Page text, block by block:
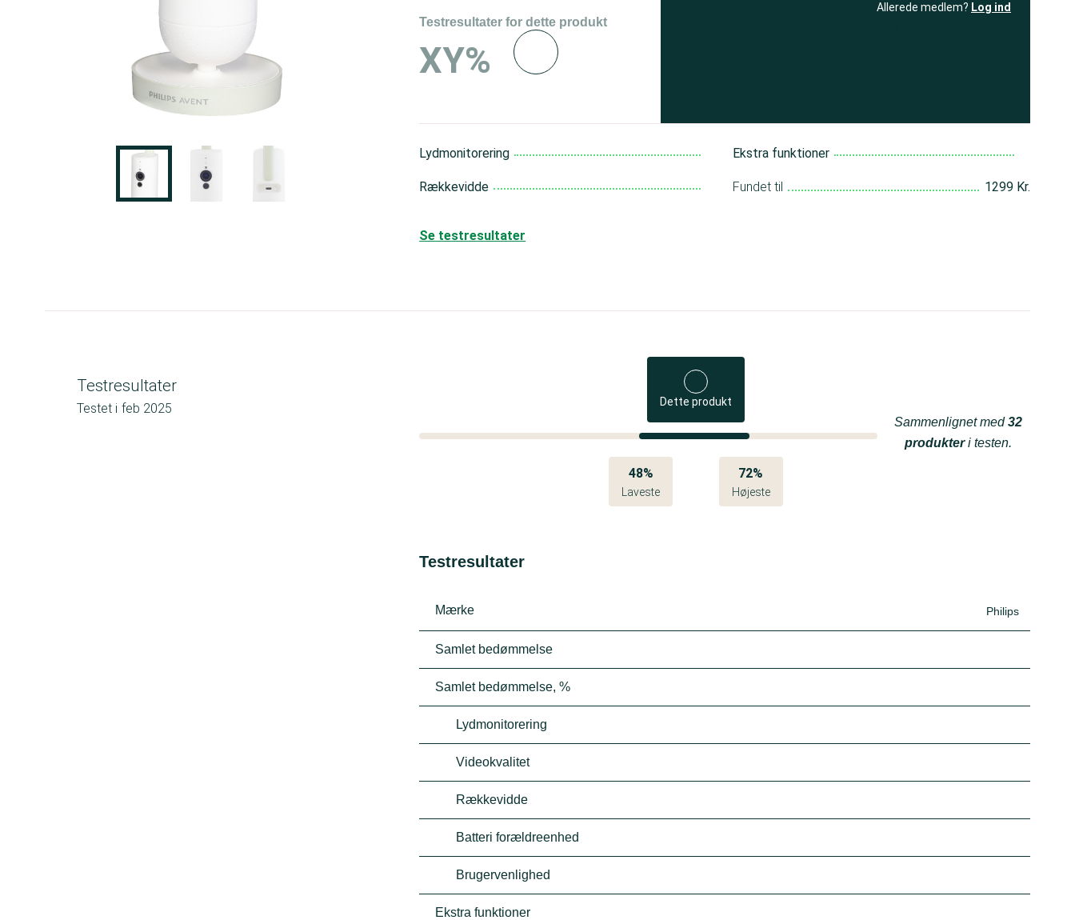
Testresultater for dette produkt
XY%
Allerede medlem? Log ind
Lydmonitorering
Rækkevidde
Ekstra funktioner
Fundet til 1299 Kr.
Se testresultater
Testresultater
Testet i feb 2025 Dette produkt
48%
Laveste
72%
Højeste
Sammenlignet med32
produkteri testen.
Testresultater
Mærke Philips
Samlet bedømmelse
Samlet bedømmelse, %
Lydmonitorering
Videokvalitet
Rækkevidde
Batteri forældreenhed
Brugervenlighed
Ekstra funktioner